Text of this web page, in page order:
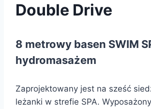
Double Drive
8 metrowy basen SWIM
hydromasażem
Zaprojektowany jest na sześć
leżanki w strefie SPA.